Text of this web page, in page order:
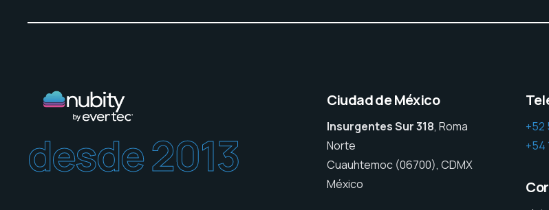
desde 2013
Ciudad de México
Insurgentes Sur 318, Roma
Norte
Cuauhtemoc (06700), CDMX
México
+52
+54